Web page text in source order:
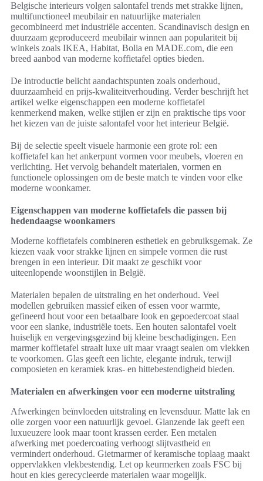
Belgische interieurs volgen salontafel trends met strakke lijnen,
multifunctioneel meubilair en natuurlijke materialen
gecombineerd met industriële accenten. Scandinavisch design en
duurzaam geproduceerd meubilair winnen aan populariteit bij
winkels zoals IKEA, Habitat, Bolia en MADE.com, die een
breed aanbod van moderne koffietafel opties bieden.
De introductie belicht aandachtspunten zoals onderhoud,
duurzaamheid en prijs-kwaliteitverhouding. Verder beschrijft het
artikel welke eigenschappen een moderne koffietafel
kenmerkend maken, welke stijlen er zijn en praktische tips voor
het kiezen van de juiste salontafel voor het interieur België.
Bij de selectie speelt visuele harmonie een grote rol: een
koffietafel kan het ankerpunt vormen voor meubels, vloeren en
verlichting. Het vervolg behandelt materialen, vormen en
functionele oplossingen om de beste match te vinden voor elke
moderne woonkamer.
Eigenschappen van moderne koffietafels die passen bij
hedendaagse woonkamers
Moderne koffietafels combineren esthetiek en gebruiksgemak. Ze
kiezen vaak voor strakke lijnen en simpele vormen die rust
brengen in een interieur. Dit maakt ze geschikt voor
uiteenlopende woonstijlen in België.
Materialen bepalen de uitstraling en het onderhoud. Veel
modellen gebruiken massief eiken of essen voor warmte,
gefineerd hout voor een betaalbare look en gepoedercoat staal
voor een slanke, industriële toets. Een houten salontafel voelt
huiselijk en vergevingsgezind bij kleine beschadigingen. Een
marmer koffietafel straalt luxe uit maar vraagt sealen om vlekken
te voorkomen. Glas geeft een lichte, elegante indruk, terwijl
composieten en keramiek kras- en hittebestendigheid bieden.
Materialen en afwerkingen voor een moderne uitstraling
Afwerkingen beïnvloeden uitstraling en levensduur. Matte lak en
olie zorgen voor een natuurlijk gevoel. Glanzende lak geeft een
luxueuzere look maar toont krassen eerder. Een metalen
afwerking met poedercoating verhoogt slijtvastheid en
vermindert onderhoud. Gietmarmer of keramische toplaag maakt
oppervlakken vlekbestendig. Let op keurmerken zoals FSC bij
hout en kies gerecycleerde materialen waar mogelijk.